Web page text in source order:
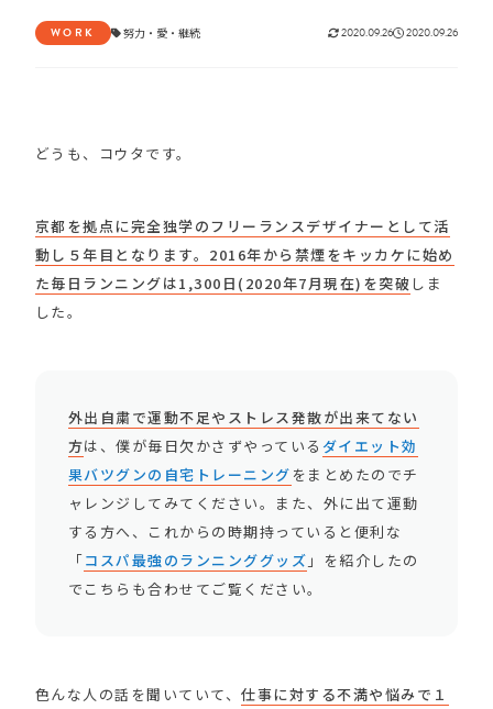
WORK 努力・ 愛・ 継続 2020.09.26 2020.09.26
どうも、コウタです。
京都を拠点に完全独学のフリーランスデザイナーとして活
動し５年目となります。 2016年から禁煙をキッカケに始め
た毎日ランニングは1 ,300 日( 2020年7月現在)を突破 しま
した。
外出自粛で運動不足やストレス発散が出来てない
方は、僕が毎日欠かさずやっている ダイエット効
果バツグンの自宅トレーニング をまとめたのでチ
ャレンジしてみてください。また、外に出て運動
する方へ、これからの時期持っていると便利な
「コスパ最強のランニンググッズ 」を紹介したの
でこちらも合わせてご覧ください。
色んな人の話を聞いていて、仕事に対する不満や悩みで１